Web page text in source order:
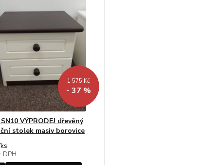
1 575 Kč
- 37 %
VÝPRODEJ dřevěný
stolek masiv borovice
ks
DPH